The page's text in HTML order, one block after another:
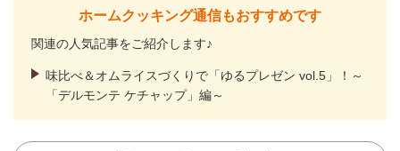
ホームクッキング通信もおすすめです
関連の人気記事をご紹介します♪
味比べ＆オムライスづくりで「ゆるプレゼン vol.5」！～
「デルモンテ ケチャップ」編～